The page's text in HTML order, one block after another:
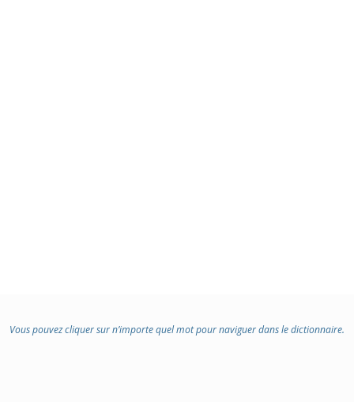
Vous pouvez cliquer sur n’importe quel mot pour naviguer dans le dictionnaire.